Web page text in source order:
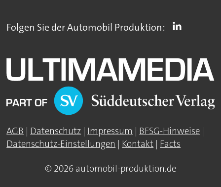
Folgen Sie der Automobil Produktion:
AGB | Datenschutz | Impressum | BFSG-Hinweise |
Datenschutz-Einstellungen | Kontakt | Facts
© 2026 automobil-produktion.de